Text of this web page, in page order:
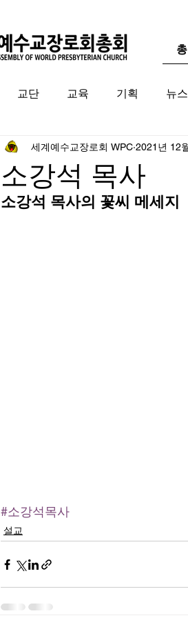
교단 교육 기획 뉴스
특집 미국 교계 한국
소강석 목사
세계예수교장로회 WPC 2021년 12
소강석 목사의 꽃씨 메세지
#소강석목사
설교